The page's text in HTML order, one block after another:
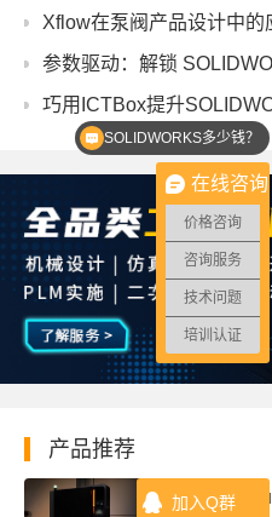
Xflow在泵阀产品设计中的
参数驱动：解锁
巧用ICTBox提升SOLIDWOKRS批量
产品推荐
Formlabs
加入Q群
在线咨询
价格咨询
咨询服务
技术问题
培训认证
SOLIDWORKS多少钱？